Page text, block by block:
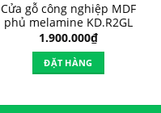
Cửa gỗ công nghiệp MDF
phủ melamine KD.R2GL
1.900.000₫
ĐẶT HÀNG